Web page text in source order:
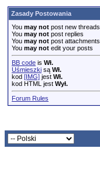
Zasady Postowania
You may not post new threads
You may not post replies
You may not post attachments
You may not edit your posts
BB code is Wł.
Uśmieszki są Wł.
kod [IMG] jest Wł.
kod HTML jest Wył.
Forum Rules